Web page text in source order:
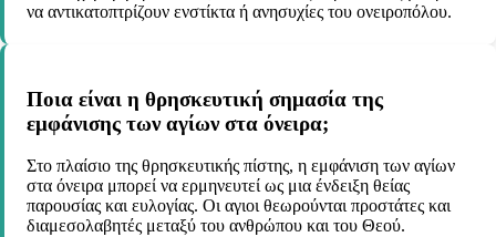
να αντικατοπτρίζουν ενστίκτα ή ανησυχίες του ονειροπόλου.
Ποια είναι η θρησκευτική σημασία της
εμφάνισης των αγίων στα όνειρα;
Στο πλαίσιο της θρησκευτικής πίστης, η εμφάνιση των αγίων
στα όνειρα μπορεί να ερμηνευτεί ως μια ένδειξη θείας
παρουσίας και ευλογίας. Οι αγιοι θεωρούνται προστάτες και
διαμεσολαβητές μεταξύ του ανθρώπου και του Θεού.